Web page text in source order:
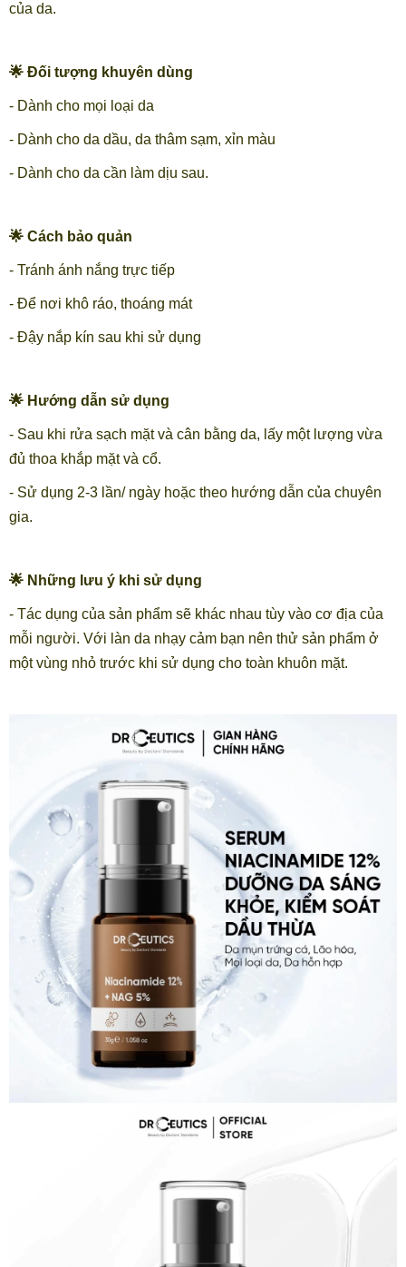
của da.
🌟 Đối tượng khuyên dùng
- Dành cho mọi loại da
- Dành cho da dầu, da thâm sạm, xỉn màu
- Dành cho da cần làm dịu sau.
🌟 Cách bảo quản
- Tránh ánh nắng trực tiếp
- Để nơi khô ráo, thoáng mát
- Đậy nắp kín sau khi sử dụng
🌟 Hướng dẫn sử dụng
- Sau khi rửa sạch mặt và cân bằng da, lấy một lượng vừa
đủ thoa khắp mặt và cổ.
- Sử dụng 2-3 lần/ ngày hoặc theo hướng dẫn của chuyên
gia.
🌟 Những lưu ý khi sử dụng
- Tác dụng của sản phẩm sẽ khác nhau tùy vào cơ địa của
mỗi người. Với làn da nhạy cảm bạn nên thử sản phẩm ở
một vùng nhỏ trước khi sử dụng cho toàn khuôn mặt.